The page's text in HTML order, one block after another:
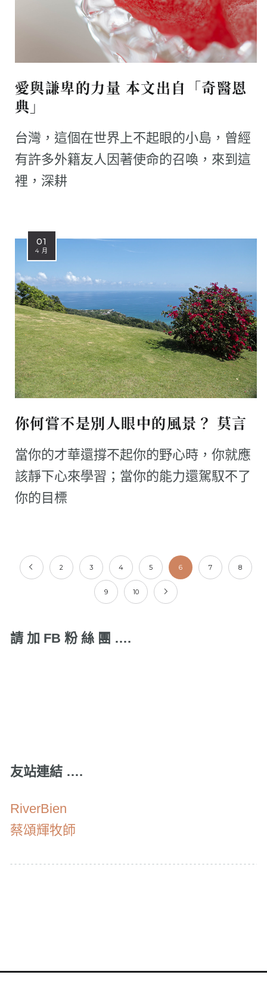
愛與謙卑的力量 本文出自「奇醫恩
典」
台灣，這個在世界上不起眼的小島，曾經
有許多外籍友人因著使命的召喚，來到這
裡，深耕
01
4 月
你何嘗不是別人眼中的風景？ 莫言
當你的才華還撐不起你的野心時，你就應
該靜下心來學習；當你的能力還駕馭不了
你的目標
2 3 4 5 6 7 8
9 10
請 加 FB 粉 絲 團 ….
友站連結 ….
RiverBien
蔡頌輝牧師